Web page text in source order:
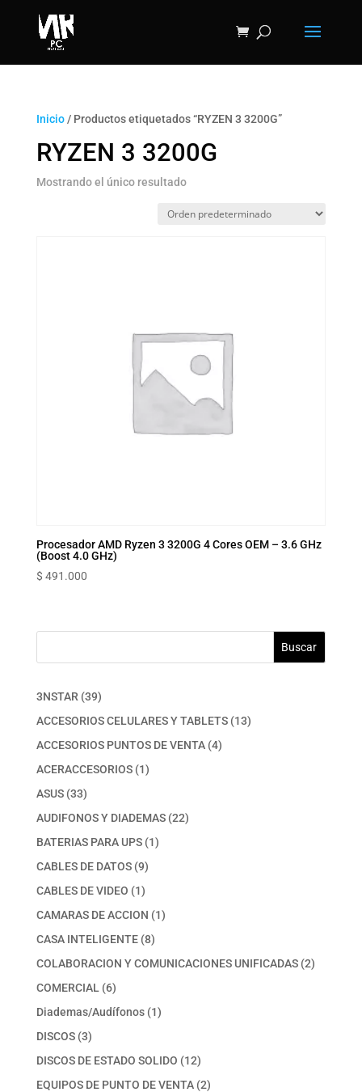
Inicio/ Productos etiquetados “RYZEN 3 3200G”
RYZEN 3 3200G
Mostrando el único resultado
Procesador AMD Ryzen 3 3200G 4 Cores OEM – 3.6 GHz
(Boost 4.0 GHz)
$ 491.000
Buscar
3NSTAR 3939
productos
ACCESORIOS CELULARES Y TABLETS 1313
ACCESORIOS PUNTOS DE VENTA 44
ACERACCESORIOS 11
ASUS 3333
productos
AUDIFONOS Y DIADEMAS 2222
BATERIAS PARA UPS 11
CABLES DE DATOS 99
productos
CABLES DE VIDEO 11
producto
CAMARAS DE ACCION 11
CASA INTELIGENTE 88
productos
COLABORACION Y COMUNICACIONES UNIFICADAS 22
COMERCIAL 66
productos
Diademas/Audífonos 11
DISCOS 33
productos
DISCOS DE ESTADO SOLIDO 1212
productos
EQUIPOS DE PUNTO DE VENTA 22